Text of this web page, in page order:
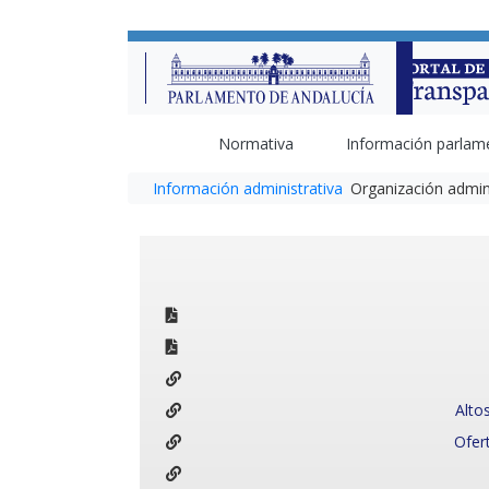
Normativa Información
Información administrativa Organización